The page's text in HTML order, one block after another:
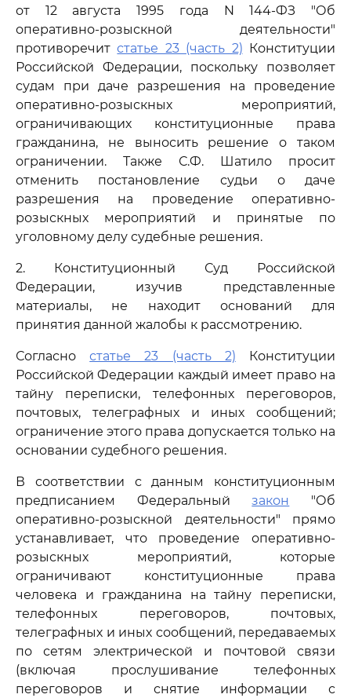
от 12 августа 1995 года N 144-ФЗ "Об
оперативно-розыскной деятельности"
противоречитстатье 23 (часть 2) Конституции
Российской Федерации, поскольку позволяет
судам при даче разрешения на проведение
оперативно-розыскных мероприятий,
ограничивающих конституционные права
гражданина, не выносить решение о таком
ограничении. Также С.Ф. Шатило просит
отменить постановление судьи о даче
разрешения на проведение оперативно-
розыскных мероприятий и принятые по
уголовному делу судебные решения.
2. Конституционный Суд Российской
Федерации, изучив представленные
материалы, не находит оснований для
принятия данной жалобы к рассмотрению.
Согласностатье 23 (часть 2) Конституции
Российской Федерации каждый имеет право на
тайну переписки, телефонных переговоров,
почтовых, телеграфных и иных сообщений;
ограничение этого права допускается только на
основании судебного решения.
В соответствии с данным конституционным
предписанием Федеральныйзакон "Об
оперативно-розыскной деятельности" прямо
устанавливает, что проведение оперативно-
розыскных мероприятий, которые
ограничивают конституционные права
человека и гражданина на тайну переписки,
телефонных переговоров, почтовых,
телеграфных и иных сообщений, передаваемых
по сетям электрической и почтовой связи
(включая прослушивание телефонных
переговоров и снятие информации с